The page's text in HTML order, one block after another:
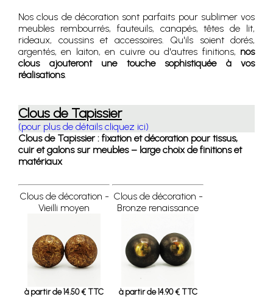
Nos clous de décoration sont parfaits pour sublimer vos
meubles rembourrés, fauteuils, canapés, têtes de lit,
rideaux, coussins et accessoires. Qu'ils soient dorés,
argentés, en laiton, en cuivre ou d'autres finitions, nos
clous ajouteront une touche sophistiquée à vos
réalisations.
Clous de Tapissier
(pour plus de détails cliquez ici)
Clous de Tapissier : fixation et décoration pour tissus,
cuir et galons sur meubles – large choix de finitions et
matériaux
Clous de décoration -
Vieilli moyen
à partir de 14.50 € TTC
Clous de décoration -
Bronze renaissance
à partir de 14.90 € TTC